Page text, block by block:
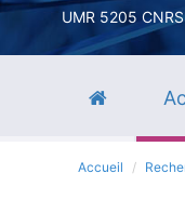
UMR 5205
Accueil